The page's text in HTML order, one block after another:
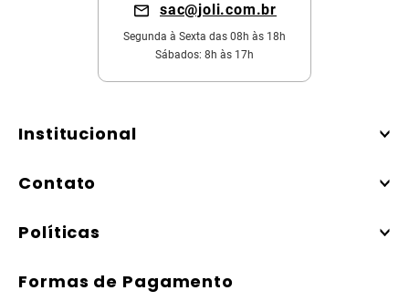
sac@joli.com.br
Segunda à Sexta das 08h às 18h
Sábados: 8h às 17h
Institucional
Contato
Políticas
Formas de Pagamento